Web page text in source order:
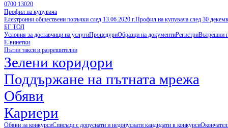
0700 13020
Профил на купувача
Електронни обществени поръчки след 13.06.2020 г.Профил на купувача след 30
БГ ТОЛ
Условия за доставчици на услугиПроцедуриОбразци на документиРегистриВътрешни
Е-винетки
Пътни такси и разрешителни
Зелени коридори
Поддържане на пътната мрежа
Обяви
Кариери
Обяви за конкурсиСписъци с допуснати и недопуснати кандидати в конкурси